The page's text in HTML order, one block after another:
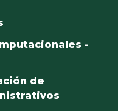
-
de